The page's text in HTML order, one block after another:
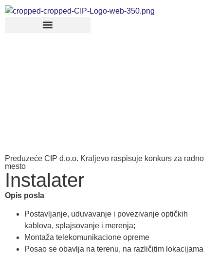
Preduzeće CIP d.o.o. Kraljevo raspisuje konkurs za radno
mesto
Instalater
Opis posla
Postavljanje, uduvavanje i povezivanje optičkih
kablova, splajsovanje i merenja;
Montaža telekomunikacione opreme
Posao se obavlja na terenu, na različitim lokacijama